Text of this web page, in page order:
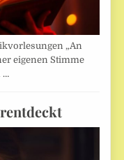
„An
eigenen Stimme
…